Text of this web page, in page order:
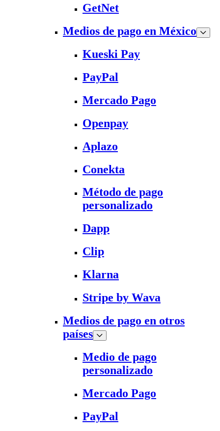
GetNet
Medios de pago en México
Kueski Pay
PayPal
Mercado Pago
Openpay
Aplazo
Conekta
Método de pago
personalizado
Dapp
Clip
Klarna
Stripe by Wava
Medios de pago en otros
países
Medio de pago
personalizado
Mercado Pago
PayPal